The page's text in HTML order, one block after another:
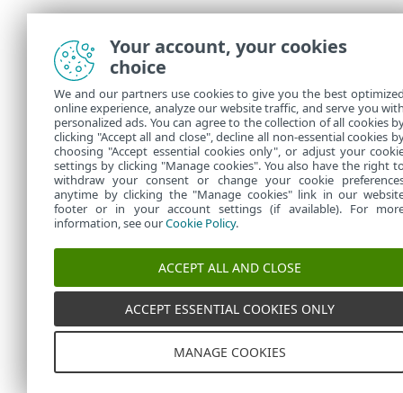
Your account, your cookies
choice
We and our partners use cookies to give you the best
online experience, analyze our website traffic, and serve you
personalized ads. You can agree to the collection of all cookies
clicking "Accept all and close", decline all non-essential cookies
choosing "Accept essential cookies only", or adjust your
settings by clicking "Manage cookies". You also have the right
withdraw your consent or change your cookie
anytime by clicking the "Manage cookies" link in our
footer or in your account settings (if available). For
information, see ourCookie Policy.
ACCEPT ALL AND CLOSE
ACCEPT ESSENTIAL COOKIES ONLY
MANAGE COOKIES